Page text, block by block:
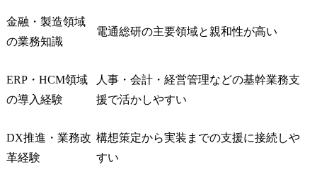
金融・製造領域
の業務知識
電通総研の主要領域と親和性が高い
ERP・HCM領域
の導入経験
人事・会計・経営管理などの基幹業務支
援で活かしやすい
DX推進・業務改
革経験
構想策定から実装までの支援に接続しや
すい